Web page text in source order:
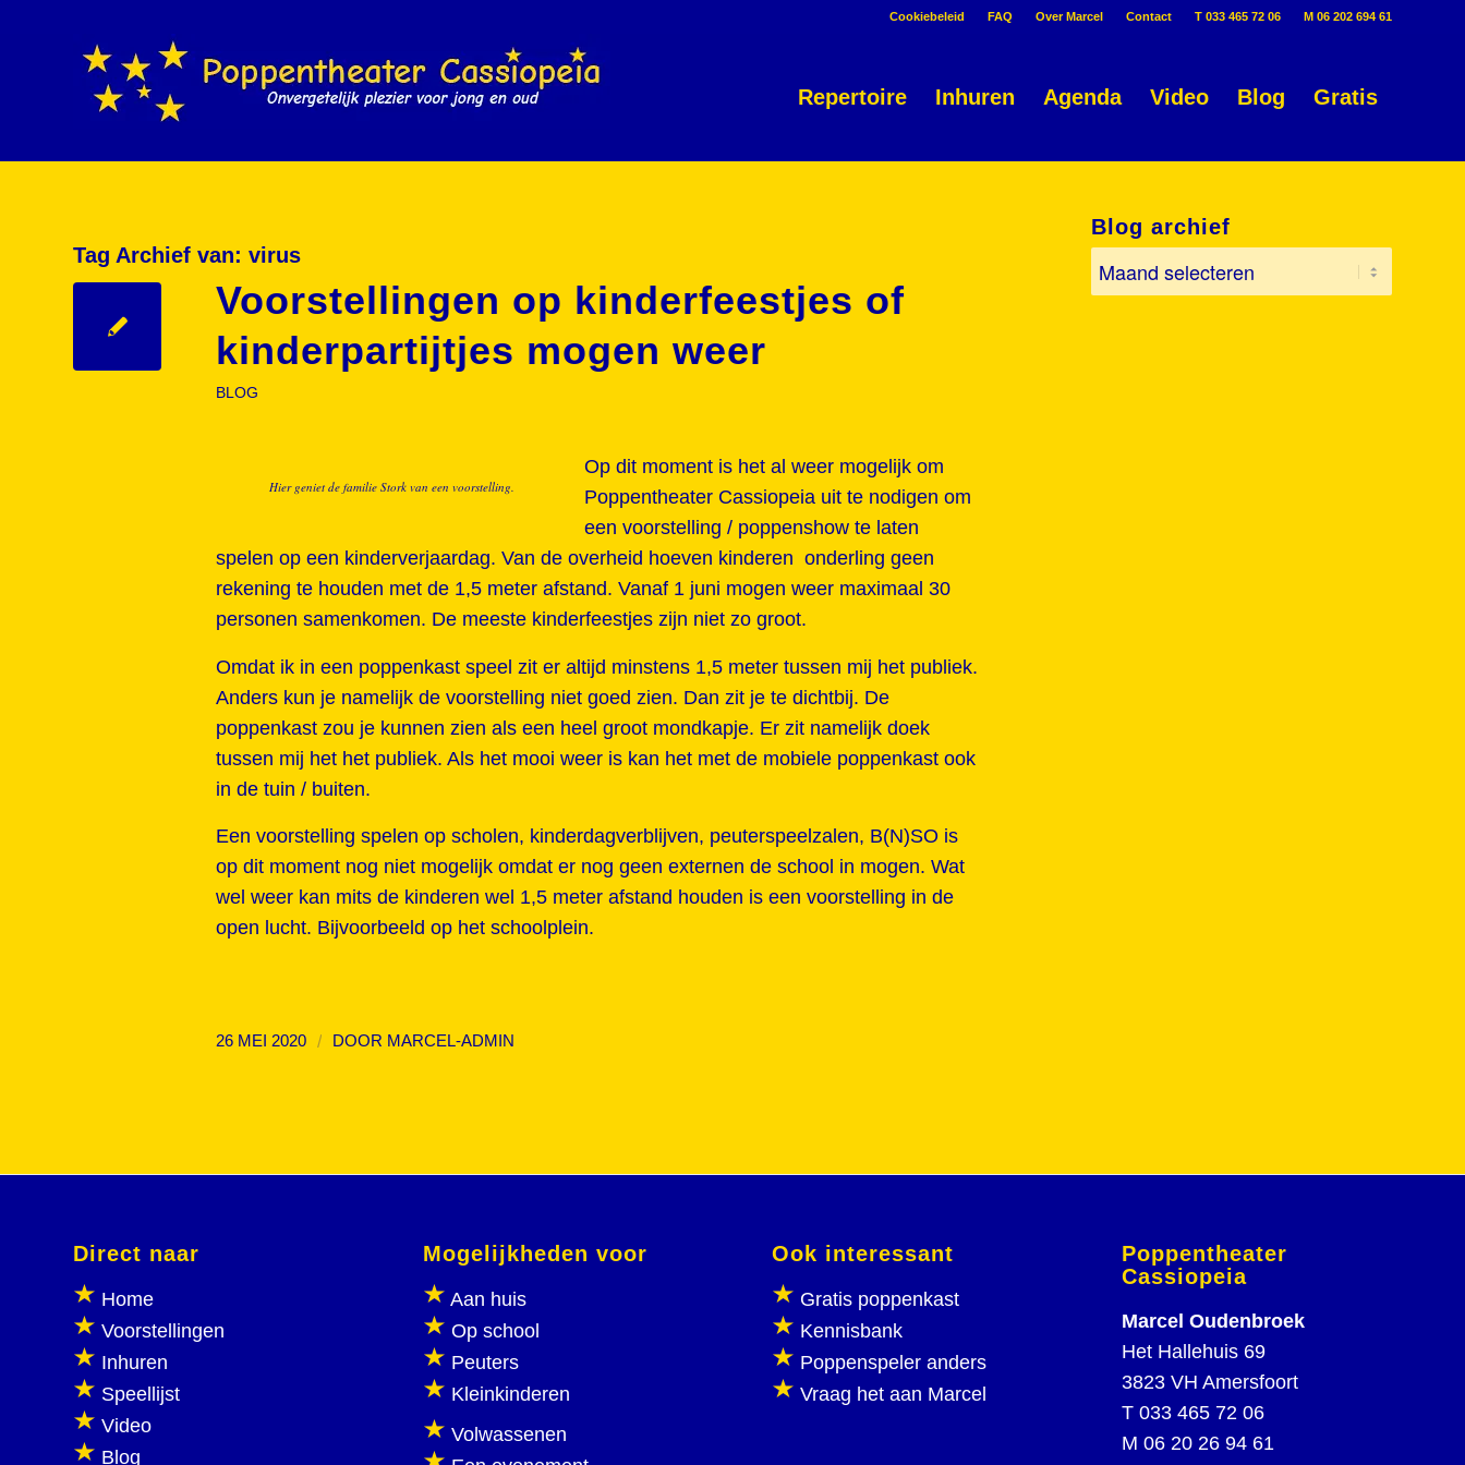
Cookiebeleid FAQ Over Marcel Contact T 033 465 72 06 M 06 202 694 61
Repertoire Inhuren Agenda Video Blog Gratis
Tag Archief van: virus
Voorstellingen op kinderfeestjes of
kinderpartijtjes mogen weer
BLOG
Hier geniet de familie Stork van een voorstelling.
Op dit moment is het al weer mogelijk om
Poppentheater Cassiopeia uit te nodigen om
een voorstelling / poppenshow te laten
spelen op een kinderverjaardag. Van de overheid hoeven kinderen onderling geen
rekening te houden met de 1,5 meter afstand. Vanaf 1 juni mogen weer maximaal 30
personen samenkomen. De meeste kinderfeestjes zijn niet zo groot.
Omdat ik in een poppenkast speel zit er altijd minstens 1,5 meter tussen mij het publiek.
Anders kun je namelijk de voorstelling niet goed zien. Dan zit je te dichtbij. De
poppenkast zou je kunnen zien als een heel groot mondkapje. Er zit namelijk doek
tussen mij het het publiek. Als het mooi weer is kan het met de mobiele poppenkast ook
in de tuin / buiten.
Een voorstelling spelen op scholen, kinderdagverblijven, peuterspeelzalen, B(N)SO is
op dit moment nog niet mogelijk omdat er nog geen externen de school in mogen. Wat
wel weer kan mits de kinderen wel 1,5 meter afstand houden is een voorstelling in de
open lucht. Bijvoorbeeld op het schoolplein.
26 MEI 2020 / DOOR MARCEL-ADMIN
Blog archief
Direct naar
Home
Voorstellingen
Inhuren
Speellijst
Video
Blog
Mogelijkheden voor
Aan huis
Op school
Peuters
Kleinkinderen
Volwassenen
Ook interessant
Gratis poppenkast
Kennisbank
Poppenspeler anders
Vraag het aan Marcel
Poppentheater
Cassiopeia
Marcel Oudenbroek
Het Hallehuis 69
3823 VH Amersfoort
T 033 465 72 06
M 06 20 26 94 61